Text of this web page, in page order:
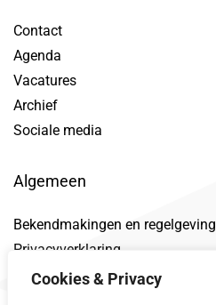
Cookies & Privacy
Contact
Agenda
Vacatures
Archief
Sociale media
Algemeen
Bekendmakingen en regelgeving
Privacyverklaring
Toegankelijkheidsverklaring